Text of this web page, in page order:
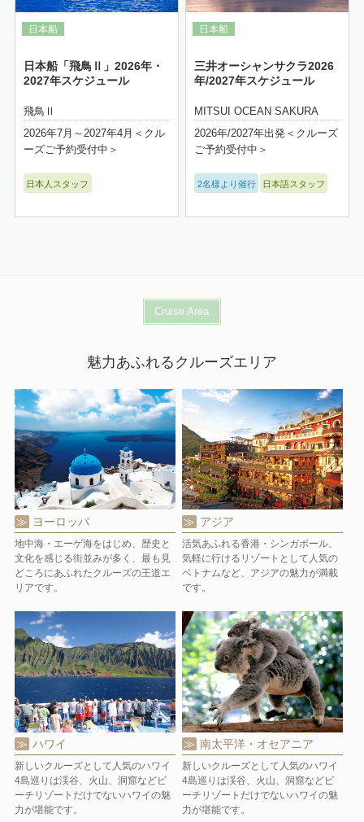
日本船「飛鳥Ⅱ」2026年・
2027年スケジュール
飛鳥Ⅱ
2026年7月～2027年4月＜クル
ーズご予約受付中＞
日本人スタッフ
三井オーシャンサクラ2026
年/2027年スケジュール
MITSUI OCEAN SAKURA
2026年/2027年出発＜クルーズ
ご予約受付中＞
2名様より催行 日本語スタッフ
Cruise Area
魅力あふれるクルーズエリア
ヨーロッパ
地中海・エーゲ海をはじめ、歴史と
文化を感じる街並みが多く、最も見
どころにあふれたクルーズの王道エ
リアです。
アジア
活気あふれる香港・シンガポール、
気軽に行けるリゾートとして人気の
ベトナムなど、アジアの魅力が満載
です。
ハワイ
新しいクルーズとして人気のハワイ
4島巡りは渓谷、火山、洞窟などビ
ーチリゾートだけでないハワイの魅
力が堪能です。
南太平洋・オセアニア
新しいクルーズとして人気のハワイ
4島巡りは渓谷、火山、洞窟などビ
ーチリゾートだけでないハワイの魅
力が堪能です。